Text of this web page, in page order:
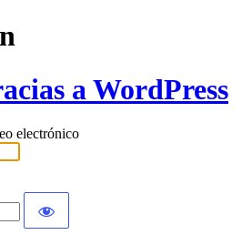
a WordPress
electrónico